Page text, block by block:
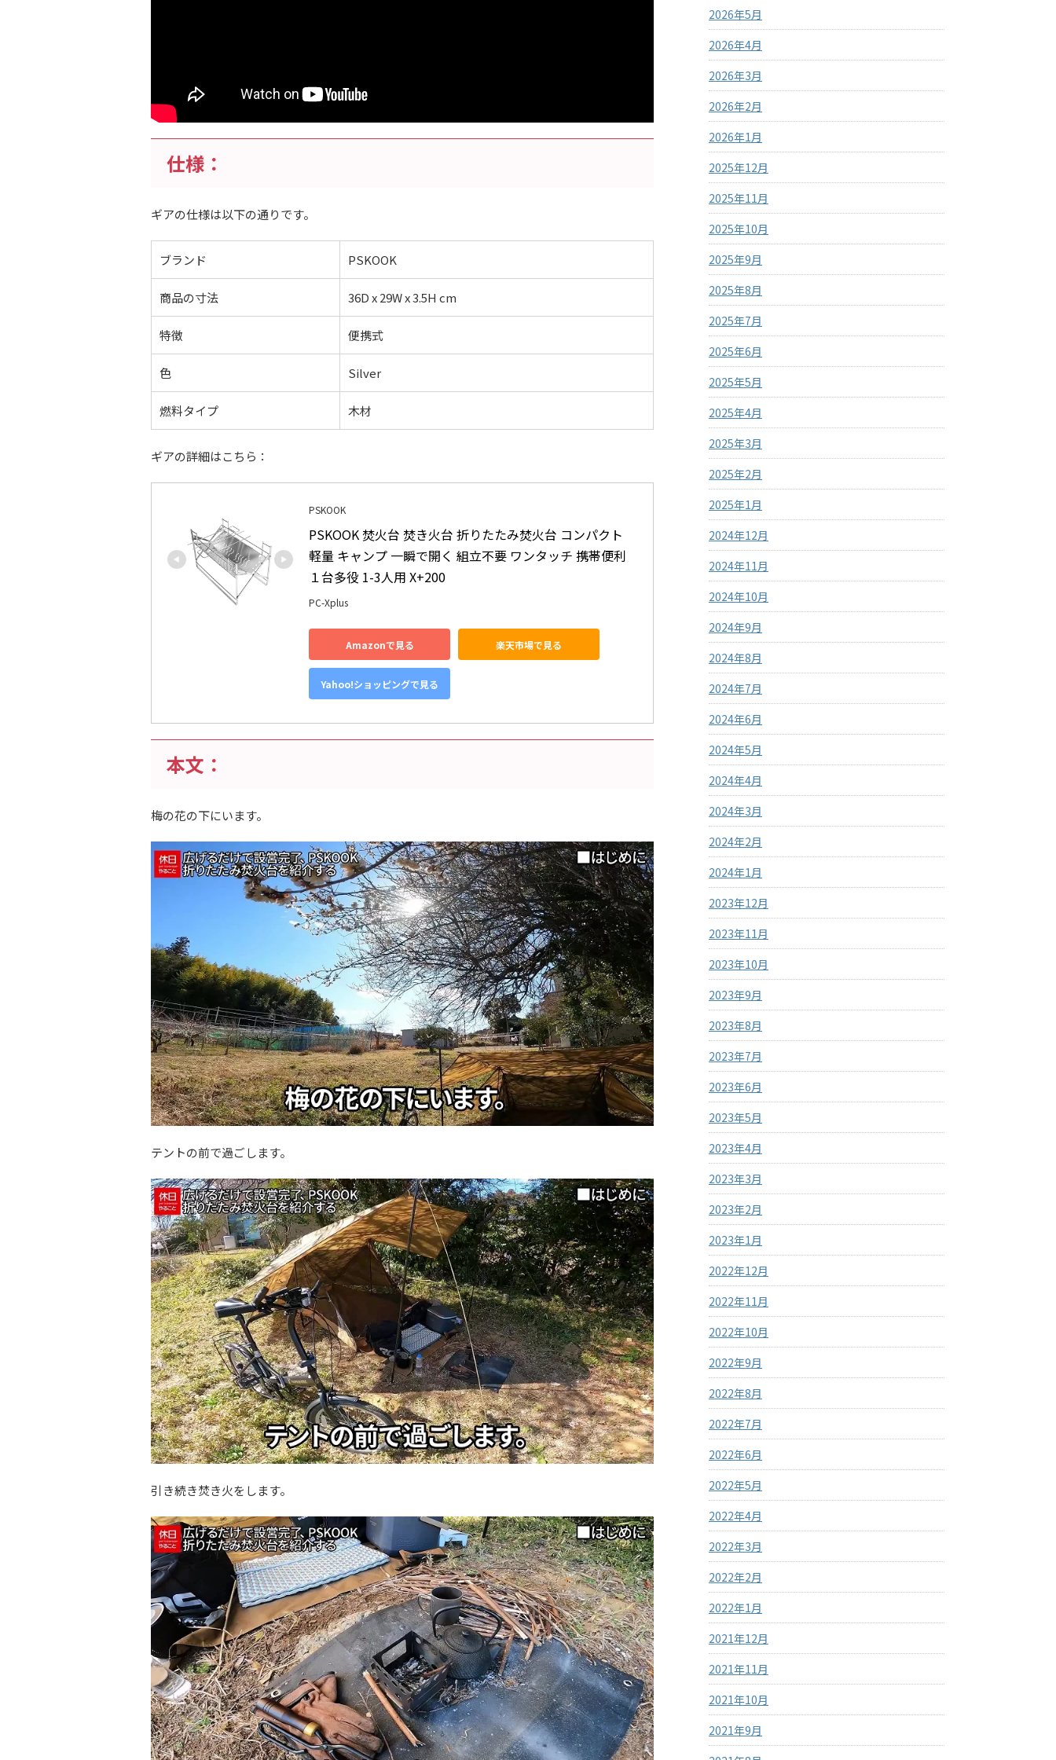
仕様：
ギアの仕様は以下の通りです。
ブランド PSKOOK
商品の寸法 36D x 29W x 3.5H cm
特徴 便携式
色 Silver
燃料タイプ 木材
ギアの詳細はこちら：
PSKOOK
PSKOOK 焚火台 焚き火台 折りたたみ焚火台 コンパクト
軽量 キャンプ 一瞬で開く 組立不要 ワンタッチ 携帯便利
１台多役 1-3人用 X+200
PC-Xplus
Amazonで見る 楽天市場で見る
Yahoo!ショッピングで見る
本文：
梅の花の下にいます。
テントの前で過ごします。
引き続き焚き火をします。
2026年5月
2026年4月
2026年3月
2026年2月
2026年1月
2025年12月
2025年11月
2025年10月
2025年9月
2025年8月
2025年7月
2025年6月
2025年5月
2025年4月
2025年3月
2025年2月
2025年1月
2024年12月
2024年11月
2024年10月
2024年9月
2024年8月
2024年7月
2024年6月
2024年5月
2024年4月
2024年3月
2024年2月
2024年1月
2023年12月
2023年11月
2023年10月
2023年9月
2023年8月
2023年7月
2023年6月
2023年5月
2023年4月
2023年3月
2023年2月
2023年1月
2022年12月
2022年11月
2022年10月
2022年9月
2022年8月
2022年7月
2022年6月
2022年5月
2022年4月
2022年3月
2022年2月
2022年1月
2021年12月
2021年11月
2021年10月
2021年9月